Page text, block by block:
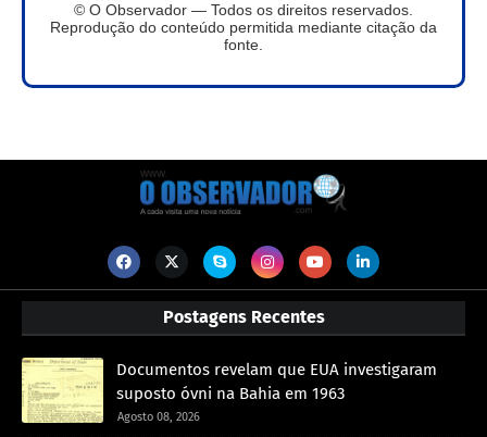
© O Observador — Todos os direitos reservados.
Reprodução do conteúdo permitida mediante citação da
fonte.
Postagens Recentes
Documentos revelam que EUA investigaram
suposto óvni na Bahia em 1963
Agosto 08, 2026